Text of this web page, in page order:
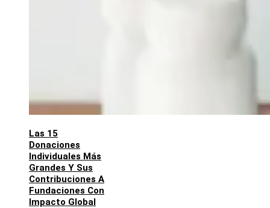
Las 15
Donaciones
Individuales Más
Grandes Y Sus
Contribuciones A
Fundaciones Con
Impacto Global